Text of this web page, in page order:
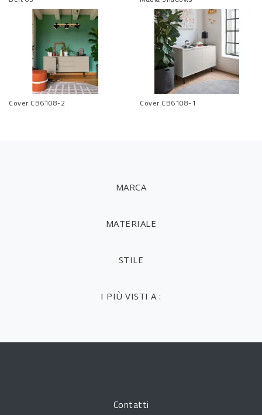
Cover CB6108-2 Cover CB6108-1
MARCA
MATERIALE
STILE
I PIÙ VISTI A :
Contatti